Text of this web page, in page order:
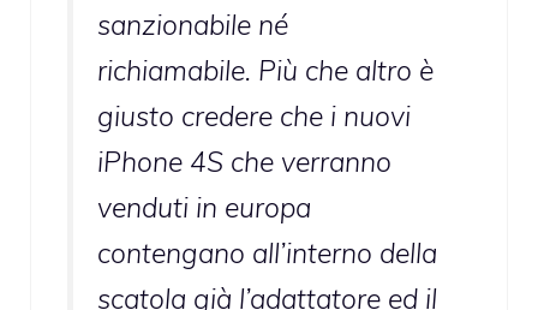
sanzionabile né
richiamabile. Più che altro è
giusto credere che i nuovi
iPhone 4S che verranno
venduti in europa
contengano all’interno della
scatola già l’adattatore ed il